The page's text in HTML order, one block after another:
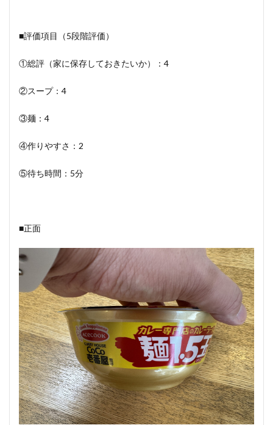
■評価項目（5段階評価）
①総評（家に保存しておきたいか）：4
②スープ：4
③麺：4
④作りやすさ：2
⑤待ち時間：5分
■正面